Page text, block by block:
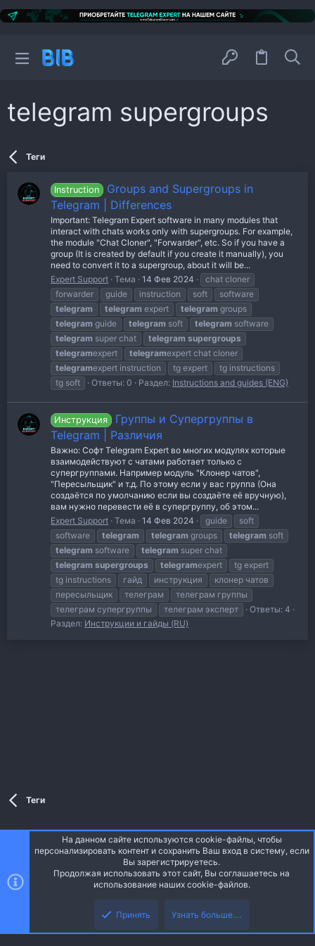
telegram supergroups
Теги
Instruction
Groups and Supergroups in
Telegram | Differences
Important: Telegram Expert software in many modules that
interact with chats works only with supergroups. For example,
the module "Chat Cloner", "Forwarder", etc. So if you have a
group (It is created by default if you create it manually), you
need to convert it to a supergroup, about it will be...
Expert Support Тема 14 Фев 2024
chat cloner
forwarder
guide instruction soft
software
telegram
telegram expert telegram groups
telegram guide telegram soft telegram software
telegram super chat telegram supergroups
telegramexpert telegramexpert chat cloner
telegramexpert instruction tg expert
tg instructions
tg soft
Ответы: 0 Раздел: Instructions and guides (ENG)
Инструкция
Группы и Супергруппы в
Telegram | Различия
Важно: Софт Telegram Expert во многих модулях которые
взаимодействуют с чатами работает только с
супергруппами. Например модуль "Клонер чатов",
"Пересыльщик" и т.д. По этому если у вас группа (Она
создаётся по умолчанию если вы создаёте её вручную),
вам нужно перевести её в супергруппу, об этом...
Expert Support Тема 14 Фев 2024 guide
soft
software
telegram telegram groups telegram soft
telegram software telegram super chat
telegram supergroups telegramexpert
tg expert
tg instructions
гайд инструкция
клонер чатов
пересыльщик
телеграм
телеграм группы
телеграм супергруппы
телеграм эксперт
Ответы: 4
Раздел: Инструкции и гайды (RU)
Теги
Обратная связь
Условия и правила
Политика конфиденциальности
Style and add-ons by ThemeHouse
Перевод от Jumuro ®
Запросы 12 Время 0.0328s Память 3.27MB
Верх
На данном сайте используются cookie-файлы, чтобы
персонализировать контент и сохранить Ваш вход в систему, если
Вы зарегистрируетесь.
Продолжая использовать этот сайт, Вы соглашаетесь на
использование наших cookie-файлов.
Принять Узнать больше.…